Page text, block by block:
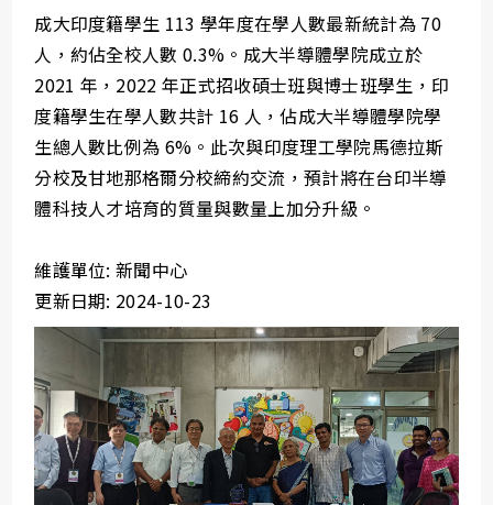
成大印度籍學生 113 學年度在學人數最新統計為 70
人，約佔全校人數 0.3%。成大半導體學院成立於
2021 年，2022 年正式招收碩士班與博士班學生，印
度籍學生在學人數共計 16 人，佔成大半導體學院學
生總人數比例為 6%。此次與印度理工學院馬德拉斯
分校及甘地那格爾分校締約交流，預計將在台印半導
體科技人才培育的質量與數量上加分升級。
維護單位: 新聞中心
更新日期: 2024-10-23